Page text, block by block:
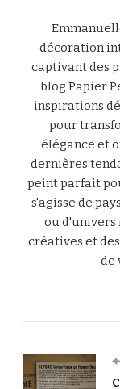
décoration
captivant des
blog Papier
inspirations
pour
élégance et
dernières
peint parfait
s'agisse de
ou d'univers
créatives et
de